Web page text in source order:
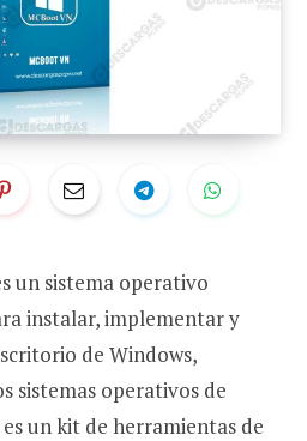
un sistema operativo
instalar, implementar y
de Windows,
sistemas operativos de
un kit de herramientas de